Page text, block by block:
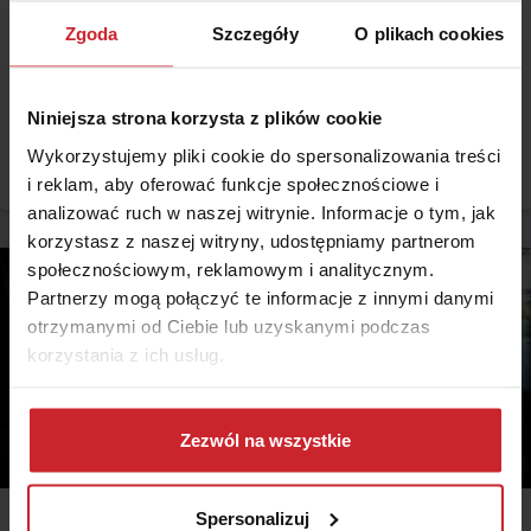
Zgoda Szczegóły O plikach cookies
Niniejsza strona korzysta z plików cookie
Wykorzystujemy pliki cookie do spersonalizowania treści
i reklam, aby oferować funkcje społecznościowe i
analizować ruch w naszej witrynie. Informacje o tym, jak
korzystasz z naszej witryny, udostępniamy partnerom
społecznościowym, reklamowym i analitycznym.
Partnerzy mogą połączyć te informacje z innymi danymi
otrzymanymi od Ciebie lub uzyskanymi podczas
korzystania z ich usług.
Dowiedz się więcej na temat tego, kim jesteśmy, jak
można się z nami skontaktować i w jaki sposób
przetwarzamy dane osobowe w ramachPolityki
Zezwól na wszystkie
Spersonalizuj
Lakier do paznokci, pigułka gwałtu i ubezpieczenia od
skandali seksualnych
wymyśliło lakier do paznokci, który zmienia kolor w połączeniu z
równie dużo krytyki co poklasku, niemniej wzniecił na nowo dyskusję
na temat przestępstw na tle seksualnym i podejmowanych w związku
z tym akcji prewencyjnych.
Czytaj więcej